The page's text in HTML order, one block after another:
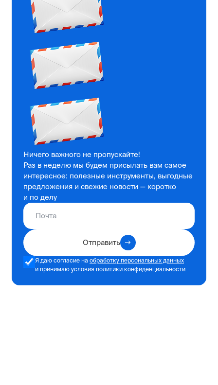
Ничего важного не пропускайте!
Раз в неделю мы будем присылать вам самое
интересное: полезные инструменты, выгодные
предложения и свежие новости — коротко
и по делу
Отправить
Я даю согласие на обработку персональных данных
и принимаю условия политики конфиденциальности